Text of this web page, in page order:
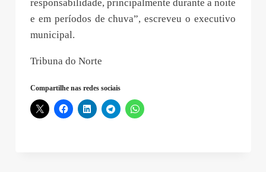
responsabilidade, principalmente durante a noite
e em períodos de chuva”, escreveu o executivo
municipal.
Tribuna do Norte
Compartilhe nas redes sociais